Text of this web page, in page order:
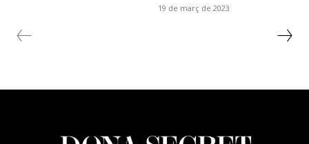
19 de març de 2023